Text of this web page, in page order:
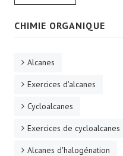
CHIMIE ORGANIQUE
Alcanes
Exercices d'alcanes
Cycloalcanes
Exercices de cycloalcanes
Alcanes d'halogénation